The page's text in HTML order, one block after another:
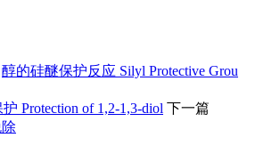
醇的硅醚保护反应 Silyl Protective Grou
Protection of 1,2-1,3-diol 下一篇